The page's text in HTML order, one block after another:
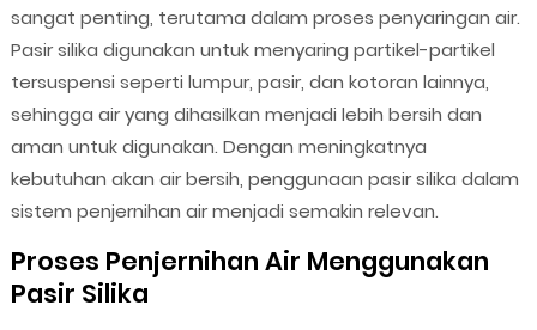
sangat penting, terutama dalam proses penyaringan air.
Pasir silika digunakan untuk menyaring partikel-partikel
tersuspensi seperti lumpur, pasir, dan kotoran lainnya,
sehingga air yang dihasilkan menjadi lebih bersih dan
aman untuk digunakan. Dengan meningkatnya
kebutuhan akan air bersih, penggunaan pasir silika dalam
sistem penjernihan air menjadi semakin relevan.
Proses Penjernihan Air Menggunakan
Pasir Silika